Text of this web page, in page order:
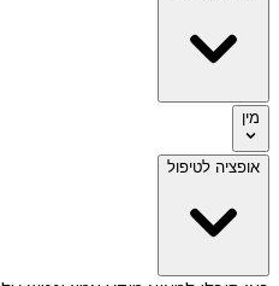
מין
אופציה לטיפול